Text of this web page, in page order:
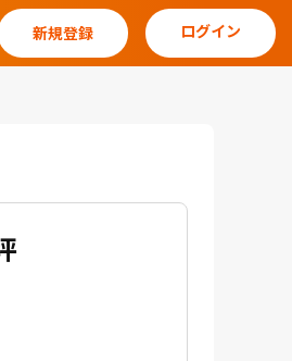
新規登録 ログイン